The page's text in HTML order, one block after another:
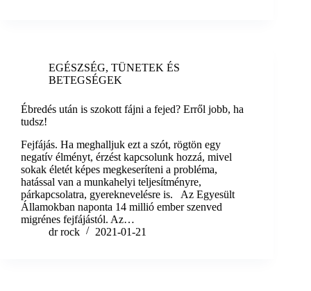
EGÉSZSÉG, TÜNETEK ÉS
BETEGSÉGEK
Ébredés után is szokott fájni a fejed? Erről jobb, ha
tudsz!
Fejfájás. Ha meghalljuk ezt a szót, rögtön egy
negatív élményt, érzést kapcsolunk hozzá, mivel
sokak életét képes megkeseríteni a probléma,
hatással van a munkahelyi teljesítményre,
párkapcsolatra, gyereknevelésre is. Az Egyesült
Államokban naponta 14 millió ember szenved
migrénes fejfájástól. Az…
dr rock
2021-01-21